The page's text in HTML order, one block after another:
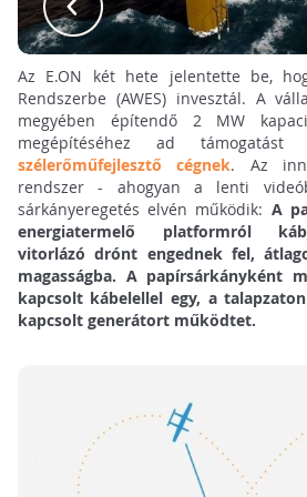
Az E.ON két hete jelentette be,
Rendszerbe (AWES) invesztál. A
megyében építendő 2 MW
megépítéséhez ad
szélerőműfejlesztő cégnek. Az
rendszer - ahogyan a lenti
sárkányeregetés elvén működik: A
energiatermelő platformról
vitorlázó drónt engednek fel,
magasságba. A papírsárkányként
kapcsolt kábelellel egy, a
kapcsolt generátort működtet.